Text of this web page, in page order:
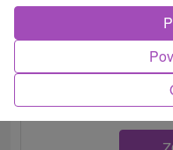
Chata v nádhernom
troch útulných